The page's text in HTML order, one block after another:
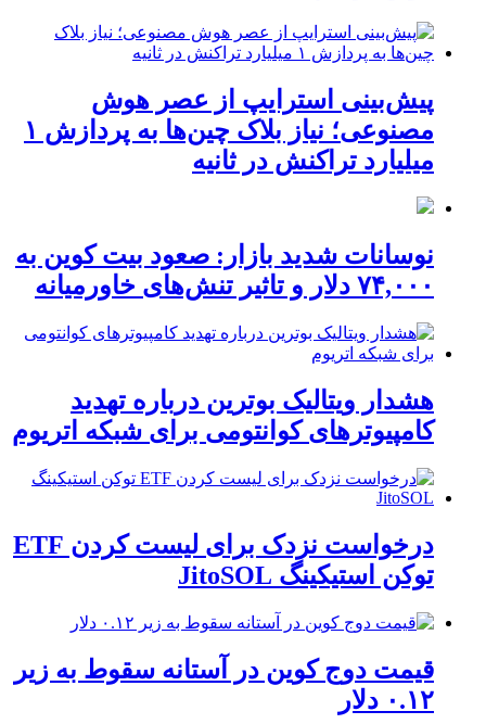
پیش‌بینی استرایپ از عصر هوش
مصنوعی؛ نیاز بلاک چین‌ها به پردازش ۱
میلیارد تراکنش در ثانیه
نوسانات شدید بازار: صعود بیت کوین به
۷۴,۰۰۰ دلار و تاثیر تنش‌های خاورمیانه
هشدار ویتالیک بوترین درباره تهدید
کامپیوترهای کوانتومی برای شبکه اتریوم
درخواست نزدک برای لیست کردن ETF
توکن استیکینگ JitoSOL
قیمت دوج کوین در آستانه سقوط به زیر
۰.۱۲ دلار